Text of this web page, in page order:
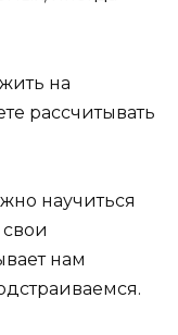
на
рассчитывать
научиться
нам